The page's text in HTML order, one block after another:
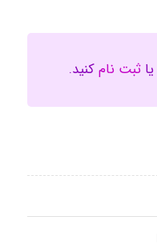
یا ثبت نامکنید.